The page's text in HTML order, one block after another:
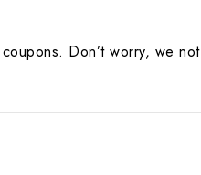
Don’t worry, we not